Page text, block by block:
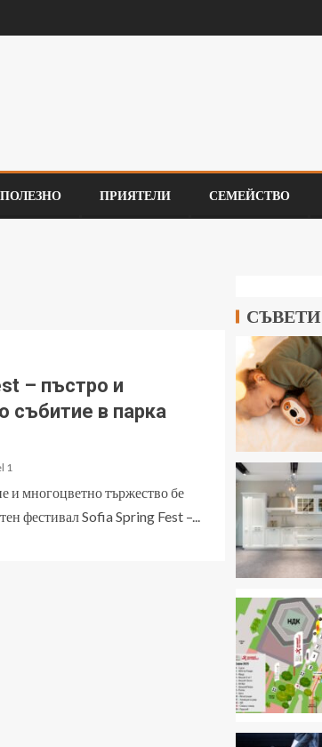
ПОЛЕЗНО ПРИЯТЕЛИ СЕМЕЙСТВО
– пъстро и
събитие в парка
1
и многоцветно тържество бе
фестивал Sofia Spring Fest –...
СЪВЕТИ